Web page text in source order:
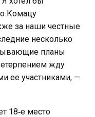
Комацу
за наши честные
несколько
планы
жду
ее участниками, —
18‑е место